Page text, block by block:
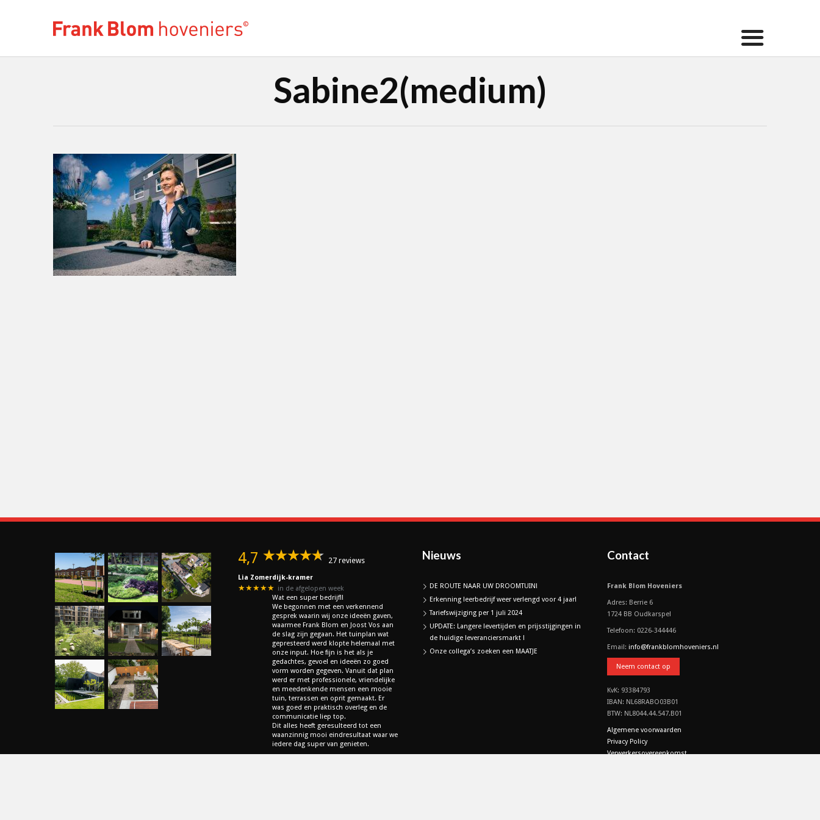
Sabine2(medium)
4,7 27 reviews
Lia Zomerdijk-kramer
★★★★★ in de afgelopen week
Wat een super bedrijf!!
We begonnen met een verkennend
gesprek waarin wij onze ideeën gaven,
waarmee Frank Blom en Joost Vos aan
de slag zijn gegaan. Het tuinplan wat
gepresteerd werd klopte helemaal met
onze input. Hoe fijn is het als je
gedachtes, gevoel en ideeën zo goed
vorm worden gegeven. Vanuit dat plan
werd er met professionele, vriendelijke
en meedenkende mensen een mooie
tuin, terrassen en oprit gemaakt. Er
was goed en praktisch overleg en de
communicatie liep top.
Dit alles heeft geresulteerd tot een
waanzinnig mooi eindresultaat waar we
iedere dag super van genieten.
Nieuws
DE ROUTE NAAR UW DROOMTUIN!
Erkenning leerbedrijf weer verlengd voor 4 jaar!
Tariefswijziging per 1 juli 2024
UPDATE: Langere levertijden en prijsstijgingen in
de huidige leveranciersmarkt !
Onze collega’s zoeken een MAATJE
Contact
Frank Blom Hoveniers
Adres: Berrie 6
1724 BB Oudkarspel
Telefoon: 0226-344446
Email: info@frankblomhoveniers.nl
Neem contact op
KvK: 93384793
IBAN: NL68RABO03B01
BTW: NL8044.44.547.B01
Algemene voorwaarden
Privacy Policy
Verwerkersovereenkomst